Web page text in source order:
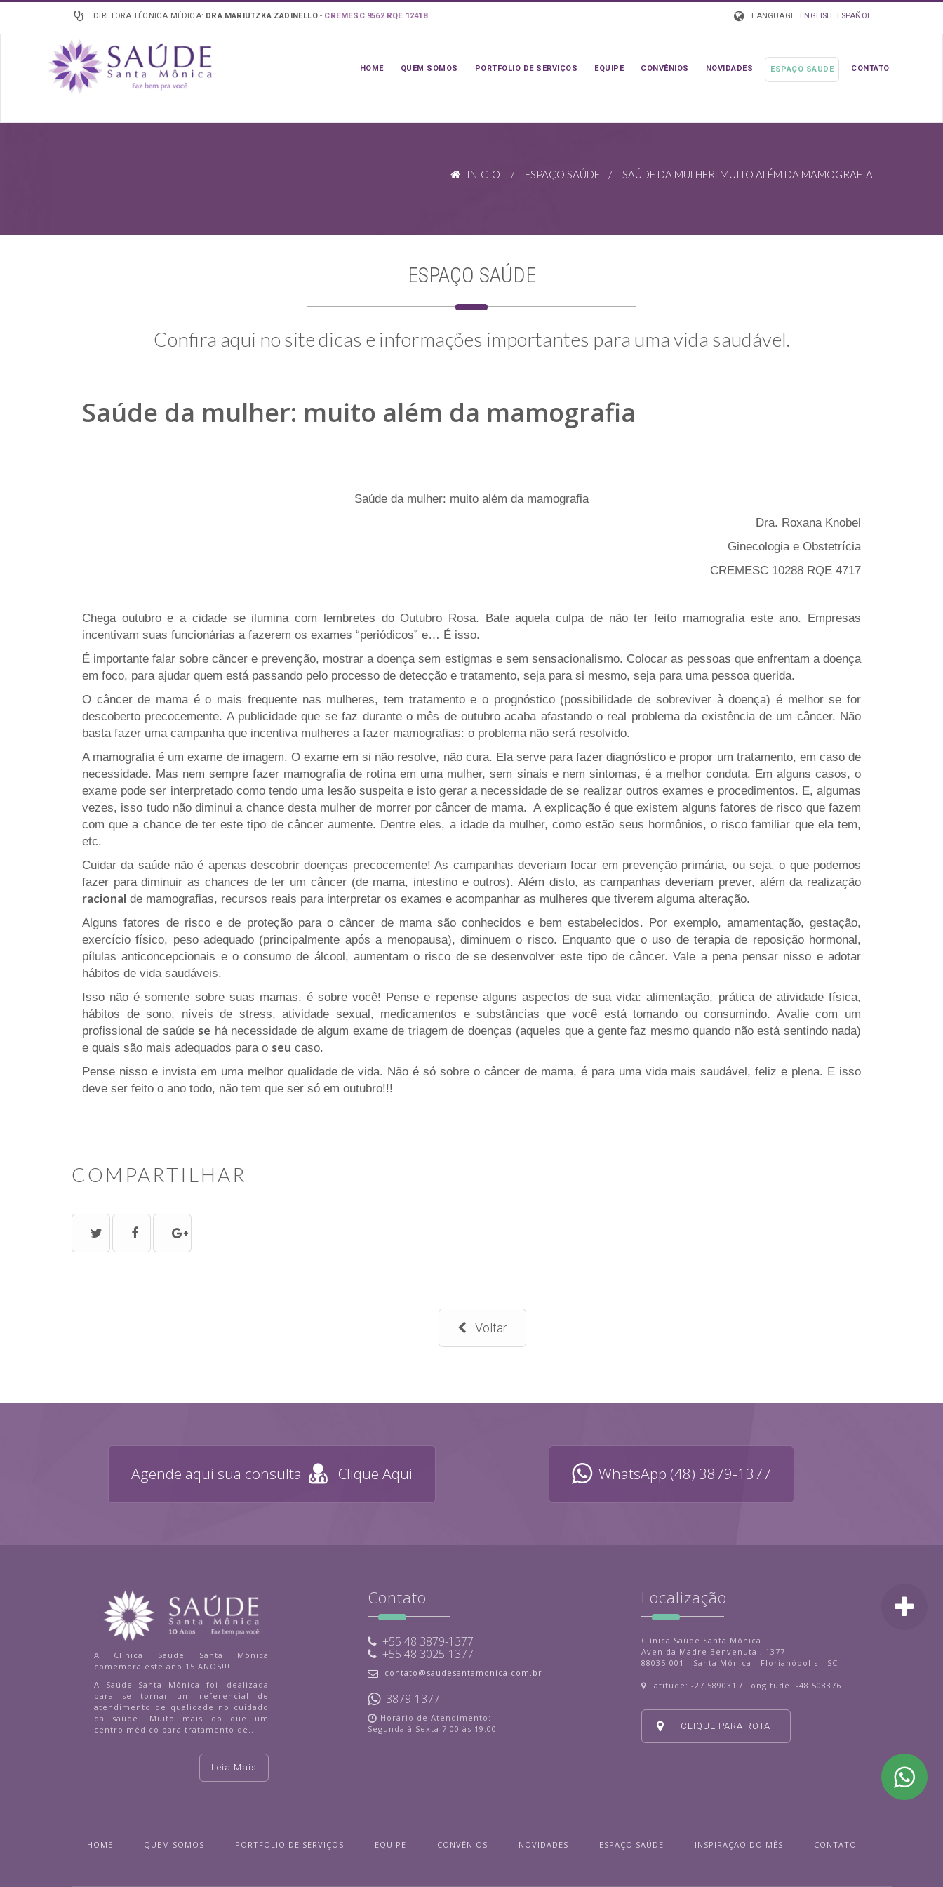
DIRETORA TÉCNICA MÉDICA: DRA.MARIUTZKA ZADINELLO- CREMESC 9562 RQE 12418 LANGUAGE ENGLISH ESPAÑOL
HOME QUEM SOMOS PORTFOLIO DE SERVIÇOS EQUIPE CONVÊNIOS NOVIDADES ESPAÇO SAÚDE CONTATO
INICIO / ESPAÇO SAÚDE/ SAÚDE DA MULHER: MUITO ALÉM DA MAMOGRAFIA
ESPAÇO SAÚDE
Confira aqui no site dicas e informações importantes para uma vida saudável.
Saúde da mulher: muito além da mamografia
Saúde da mulher: muito além da mamografia
Dra. Roxana Knobel
Ginecologia e Obstetrícia
CREMESC 10288 RQE 4717
Chega outubro e a cidade se ilumina com lembretes do Outubro Rosa. Bate aquela culpa de não ter feito mamografia este ano. Empresas
incentivam suas funcionárias a fazerem os exames “periódicos” e… É isso.
É importante falar sobre câncer e prevenção, mostrar a doença sem estigmas e sem sensacionalismo. Colocar as pessoas que enfrentam a doença
em foco, para ajudar quem está passando pelo processo de detecção e tratamento, seja para si mesmo, seja para uma pessoa querida.
O câncer de mama é o mais frequente nas mulheres, tem tratamento e o prognóstico (possibilidade de sobreviver à doença) é melhor se for
descoberto precocemente. A publicidade que se faz durante o mês de outubro acaba afastando o real problema da existência de um câncer. Não
basta fazer uma campanha que incentiva mulheres a fazer mamografias: o problema não será resolvido.
A mamografia é um exame de imagem. O exame em si não resolve, não cura. Ela serve para fazer diagnóstico e propor um tratamento, em caso de
necessidade. Mas nem sempre fazer mamografia de rotina em uma mulher, sem sinais e nem sintomas, é a melhor conduta. Em alguns casos, o
exame pode ser interpretado como tendo uma lesão suspeita e isto gerar a necessidade de se realizar outros exames e procedimentos. E, algumas
vezes, isso tudo não diminui a chance desta mulher de morrer por câncer de mama. A explicação é que existem alguns fatores de risco que fazem
com que a chance de ter este tipo de câncer aumente. Dentre eles, a idade da mulher, como estão seus hormônios, o risco familiar que ela tem,
etc.
Cuidar da saúde não é apenas descobrir doenças precocemente! As campanhas deveriam focar em prevenção primária, ou seja, o que podemos
fazer para diminuir as chances de ter um câncer (de mama, intestino e outros). Além disto, as campanhas deveriam prever, além da realização
racional de mamografias, recursos reais para interpretar os exames e acompanhar as mulheres que tiverem alguma alteração.
Alguns fatores de risco e de proteção para o câncer de mama são conhecidos e bem estabelecidos. Por exemplo, amamentação, gestação,
exercício físico, peso adequado (principalmente após a menopausa), diminuem o risco. Enquanto que o uso de terapia de reposição hormonal,
pílulas anticoncepcionais e o consumo de álcool, aumentam o risco de se desenvolver este tipo de câncer. Vale a pena pensar nisso e adotar
hábitos de vida saudáveis.
Isso não é somente sobre suas mamas, é sobre você! Pense e repense alguns aspectos de sua vida: alimentação, prática de atividade física,
hábitos de sono, níveis de stress, atividade sexual, medicamentos e substâncias que você está tomando ou consumindo. Avalie com um
profissional de saúde se há necessidade de algum exame de triagem de doenças (aqueles que a gente faz mesmo quando não está sentindo nada)
e quais são mais adequados para o seu caso.
Pense nisso e invista em uma melhor qualidade de vida. Não é só sobre o câncer de mama, é para uma vida mais saudável, feliz e plena. E isso
deve ser feito o ano todo, não tem que ser só em outubro!!!
COMPARTILHAR
Voltar
Agende aqui sua consulta Clique Aqui WhatsApp (48) 3879-1377
A Clínica Saúde Santa Mônica
comemora este ano 15 ANOS!!!
A Saúde Santa Mônica foi idealizada
para se tornar um referencial de
atendimento de qualidade no cuidado
da saúde. Muito mais do que um
centro médico para tratamento de...
Leia Mais
Contato
+55 48 3879-1377
+55 48 3025-1377
contato@saudesantamonica.com.br
3879-1377
Horário de Atendimento:
Segunda à Sexta 7:00 às 19:00
Localização
Clínica Saúde Santa Mônica
Avenida Madre Benvenuta , 1377
88035-001 - Santa Mônica - Florianópolis - SC
Latitude: -27.589031 / Longitude: -48.508376
CLIQUE PARA ROTA
HOME QUEM SOMOS PORTFOLIO DE SERVIÇOS EQUIPE CONVÊNIOS NOVIDADES ESPAÇO SAÚDE INSPIRAÇÃO DO MÊS CONTATO